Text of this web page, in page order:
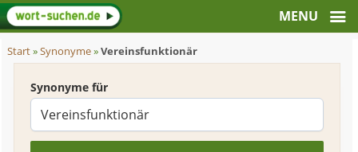
Start»Synonyme»Vereinsfunktionär
Synonyme für